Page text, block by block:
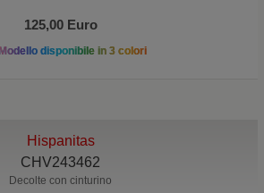
125,00 Euro
Modello disponibile in 3 colori
Hispanitas
CHV243462
Decolte con cinturino